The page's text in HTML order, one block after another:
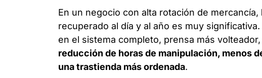
En un negocio con alta rotación de
recuperado al día y al año es muy
en el sistema completo, prensa más
reducción de horas de manipulación, menos
una trastienda más ordenada.